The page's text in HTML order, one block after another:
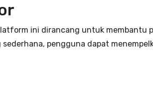
ini dirancang untuk membantu
pengguna dapat